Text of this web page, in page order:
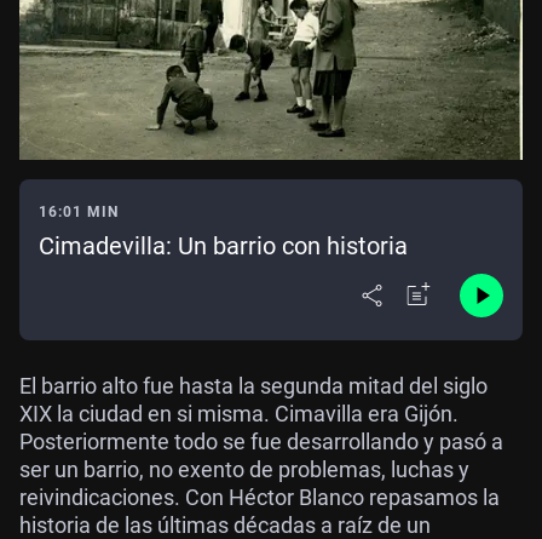
16:01 MIN
Cimadevilla: Un barrio con historia
El barrio alto fue hasta la segunda mitad del siglo
XIX la ciudad en si misma. Cimavilla era Gijón.
Posteriormente todo se fue desarrollando y pasó a
ser un barrio, no exento de problemas, luchas y
reivindicaciones. Con Héctor Blanco repasamos la
historia de las últimas décadas a raíz de un